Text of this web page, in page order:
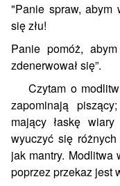
"Panie spraw, abym
się złu!
Panie pomóż,
zdenerwował się”.
Czytam o
zapominają
mający łaskę
wyuczyć się
jak mantry. Modlitwa
poprzez przekaz jest